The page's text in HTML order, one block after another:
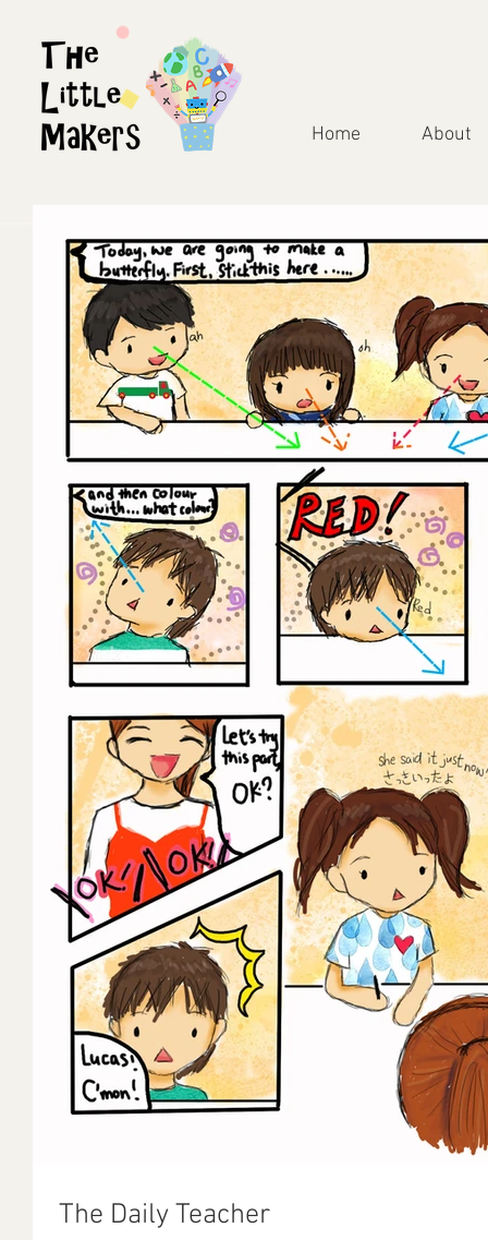
Home About
The Daily Teacher